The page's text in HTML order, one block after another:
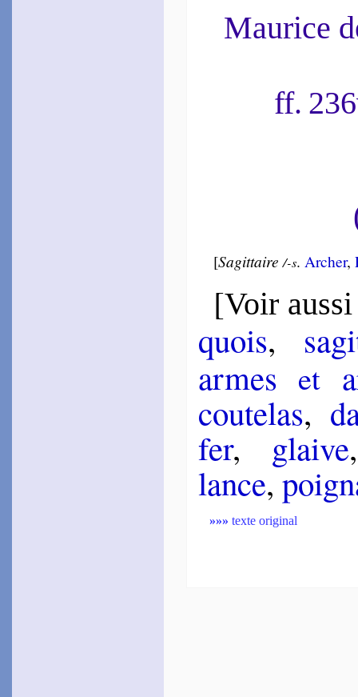
Maurice
ff.
[Sagit­taire /-s. Archer,
[Voir aussi
quois,
armes et
cou­te­las,
fer, glaive
lance,
»»» texte original